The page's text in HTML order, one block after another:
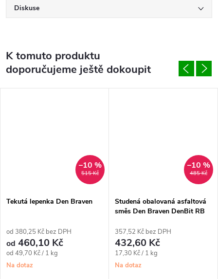
Diskuse
K tomuto produktu
doporučujeme ještě dokoupit
515 Kč
–10 %
Tekutá lepenka Den Braven
od 380,25 Kč bez DPH
od 460,10 Kč
Měrná
cena:
od 49,70 Kč / 1 kg
Na dotaz
485 Kč
–10 %
Studená obalovaná asfaltová
směs Den Braven DenBit RB
357,52 Kč bez DPH
432,60 Kč
Měrná
cena:
17,30 Kč / 1 kg
Na dotaz